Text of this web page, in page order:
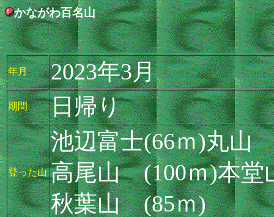
かながわ百名山
年月 2023年3月
期間 日帰り
登った山
池辺富士(66ｍ)丸
高尾山 (100ｍ)本
秋葉山 (85ｍ)